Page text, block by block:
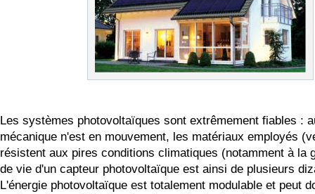
Les systèmes photovoltaïques sont extrêmement fiables :
mécanique n'est en mouvement, les matériaux employés
résistent aux pires conditions climatiques (notamment à la
de vie d'un capteur photovoltaïque est ainsi de plusieurs
L'énergie photovoltaïque est totalement modulable et peut